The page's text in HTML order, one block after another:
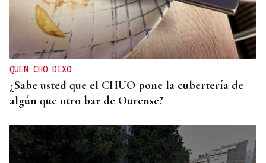
QUEN CHO DIXO
¿Sabe usted que el CHUO pone la cubertería de
algún que otro bar de Ourense?